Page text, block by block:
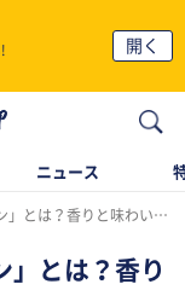
開く
ニュース
のたのしみ方とカクテルレシピを紹介
」とは？香り